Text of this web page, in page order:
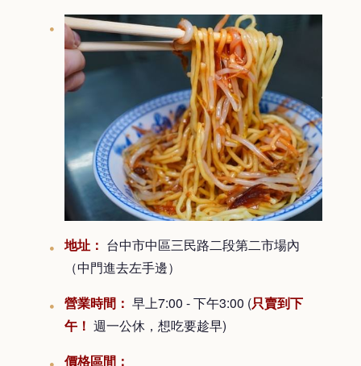
地址： 台中市中區三民路二段第二市場內
（中門進去左手邊）
營業時間： 早上7:00 - 下午3:00 (只賣到下
午！ 週一公休，想吃要趁早)
價格區間：